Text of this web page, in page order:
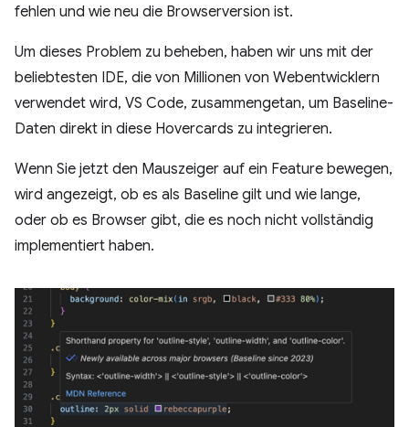
fehlen und wie neu die Browserversion ist.
Um dieses Problem zu beheben, haben wir uns mit der
beliebtesten IDE, die von Millionen von Webentwicklern
verwendet wird, VS Code, zusammengetan, um Baseline-
Daten direkt in diese Hovercards zu integrieren.
Wenn Sie jetzt den Mauszeiger auf ein Feature bewegen,
wird angezeigt, ob es als Baseline gilt und wie lange,
oder ob es Browser gibt, die es noch nicht vollständig
implementiert haben.